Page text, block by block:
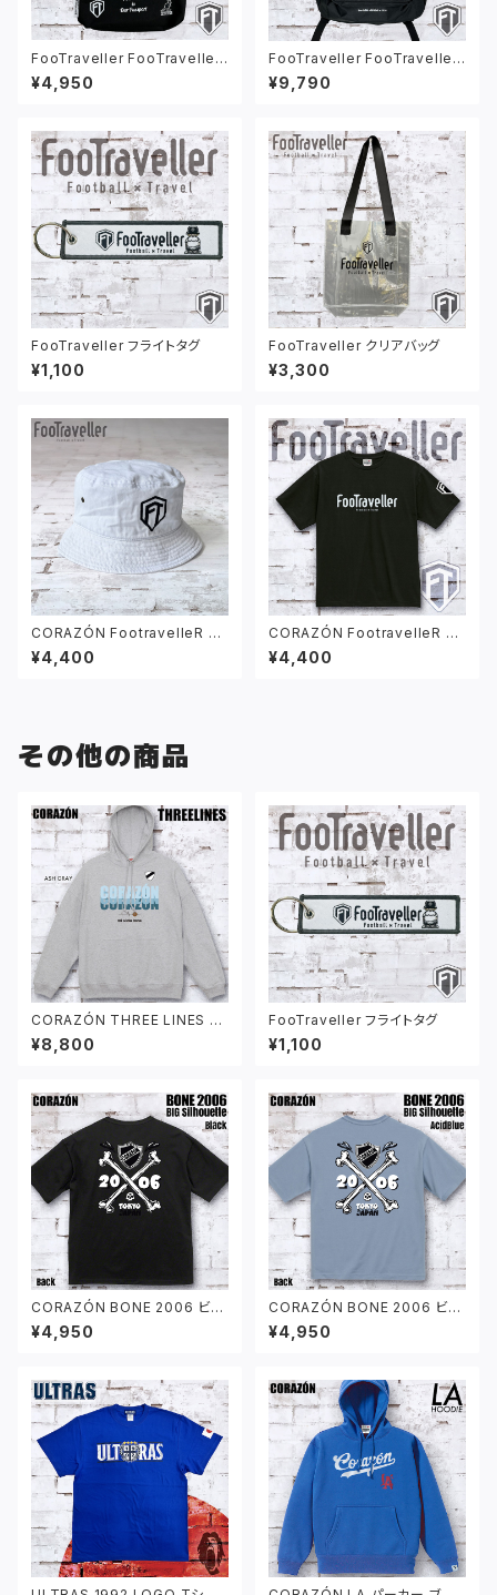
FooTraveller FooTraveller
×KANGOL ショルダーポー
チ ブラック
¥4,950
FooTraveller FooTraveller
×KANGOL バッグパック ブ
ラック
¥9,790
FooTraveller フライトタグ
¥1,100
FooTraveller クリアバッグ
¥3,300
CORAZÓN FootravelleR ワ
ッペン ロゴ バケットハット ホワ
イト
¥4,400
CORAZÓN FootravelleR ロ
ゴ Tシャツ ブラック
¥4,400
その他の商品
CORAZÓN THREE LINES パ
ーカー グレー
¥8,800
FooTraveller フライトタグ
¥1,100
CORAZÓN BONE 2006 ビッ
グシルエット Tシャツ ブラック
¥4,950
CORAZÓN BONE 2006 ビッ
グシルエット Tシャツ アシッドブ
ルー
¥4,950